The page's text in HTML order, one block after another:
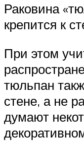
Раковина
крепится к
При этом
тюльпан
стене, а не
думают